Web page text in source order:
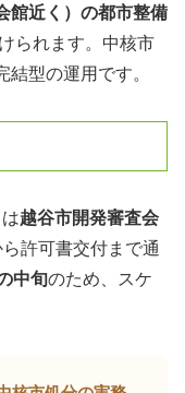
館近く）の都市整備
られます。中核市
型の運用です。
越谷市開発審査会
許可書交付まで通
中旬のため、スケ